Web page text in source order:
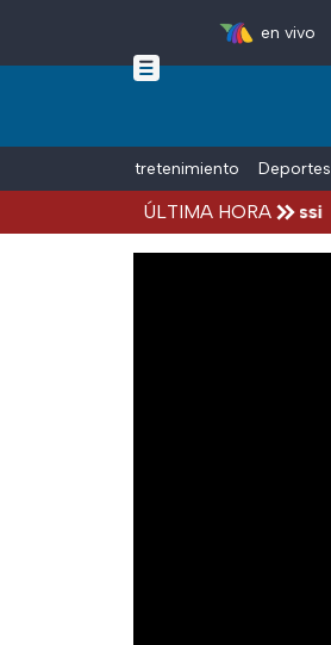
Skip to main content
en vivo
Entretenimiento Deportes
ÚLTIMA HORA
Jorge, papá de Lionel Messi